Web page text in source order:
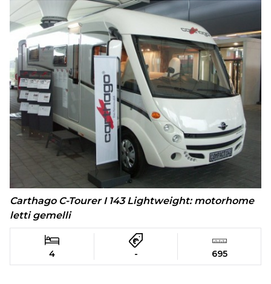
Carthago C-Tourer I 143 Lightweight: motorhome
letti gemelli
4 - 695